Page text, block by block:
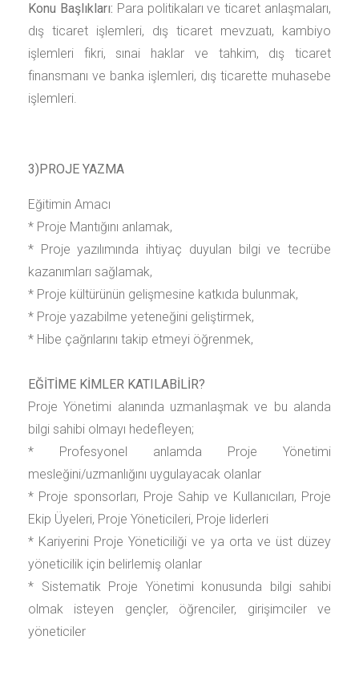
Konu Başlıkları: Para politikaları ve ticaret anlaşmaları,
dış ticaret işlemleri, dış ticaret mevzuatı, kambiyo
işlemleri fikri, sınai haklar ve tahkim, dış ticaret
finansmanı ve banka işlemleri, dış ticarette muhasebe
işlemleri.
3)PROJE YAZMA
Eğitimin Amacı
* Proje Mantığını anlamak,
* Proje yazılımında ihtiyaç duyulan bilgi ve tecrübe
kazanımları sağlamak,
* Proje kültürünün gelişmesine katkıda bulunmak,
* Proje yazabilme yeteneğini geliştirmek,
* Hibe çağrılarını takip etmeyi öğrenmek,
EĞİTİME KİMLER KATILABİLİR?
Proje Yönetimi alanında uzmanlaşmak ve bu alanda
bilgi sahibi olmayı hedefleyen;
* Profesyonel anlamda Proje Yönetimi
mesleğini/uzmanlığını uygulayacak olanlar
* Proje sponsorları, Proje Sahip ve Kullanıcıları, Proje
Ekip Üyeleri, Proje Yöneticileri, Proje liderleri
* Kariyerini Proje Yöneticiliği ve ya orta ve üst düzey
yöneticilik için belirlemiş olanlar
* Sistematik Proje Yönetimi konusunda bilgi sahibi
olmak isteyen gençler, öğrenciler, girişimciler ve
yöneticiler